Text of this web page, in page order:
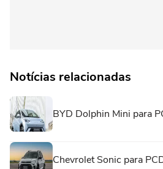
Notícias relacionadas
BYD Dolphin Mini para
Chevrolet Sonic para